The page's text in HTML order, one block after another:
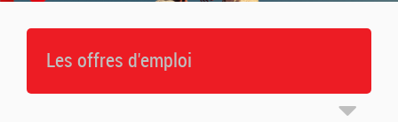
Les offres d'emploi